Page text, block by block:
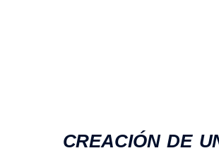
CREACIÓN DE